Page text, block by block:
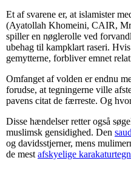
Et af svarene er, at islamister
(Ayatollah Khomeini, CAIR,
spiller en nøglerolle ved
ubehag til kampklart raseri.
gemytterne, forbliver emnet
Omfanget af volden er endnu
forudse, at tegningerne ville
pavens citat de færreste. Og
Disse hændelser retter også
muslimsk gensidighed. Den
og davidsstjerner, mens
de mest afskyelige